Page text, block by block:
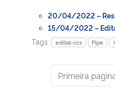
20/04/2022 –
15/04/2022 –
Tags:
edital-ccs Fipe
Primeira